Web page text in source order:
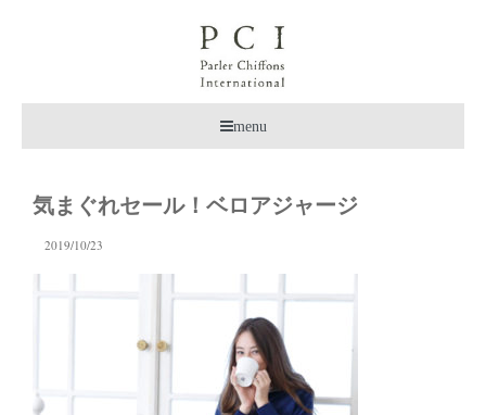
menu
気まぐれセール！ベロアジャージ
2019/10/23